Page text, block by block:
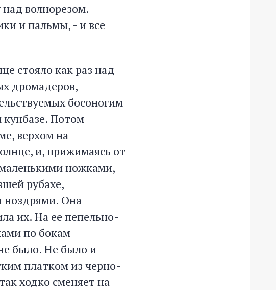
волнорезом.
и пальмы, - и все
стояло как раз над
дромадеров,
босоногим
Потом
верхом на
и, прижимаясь от
ножками,
рубахе,
ноздрями. Она
их. На ее пепельно-
по бокам
было. Не было и
платком из черно-
ходко сменяет на